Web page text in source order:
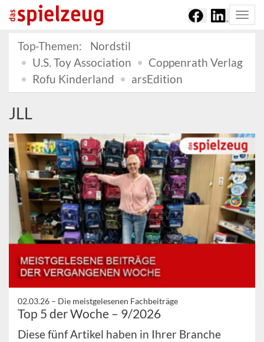
Top-Themen:
Nordstil
U.S. Toy Association
Coppenrath Verlag
Rofu Kinderland
arsEdition
JLL
02.03.26 – Die meistgelesenen Fachbeiträge
Top 5 der Woche – 9/2026
Diese fünf Artikel haben in Ihrer Branche